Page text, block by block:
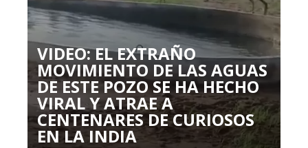
VIDEO: EL EXTRAÑO
MOVIMIENTO DE LAS AGUAS
DE ESTE POZO SE HA HECHO
VIRAL Y ATRAE A
CENTENARES DE CURIOSOS
EN LA INDIA